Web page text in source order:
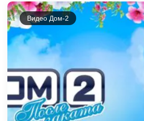
Видео Дом-2